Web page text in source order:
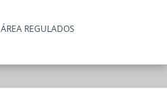
ÁREA REGULADOS